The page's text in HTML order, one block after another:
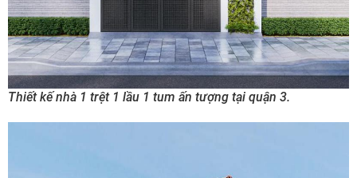
Thiết kế nhà 1 trệt 1 lầu 1 tum ấn tượng tại quận 3.